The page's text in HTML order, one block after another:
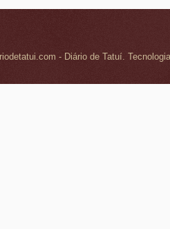
- Diário de Tatuí.